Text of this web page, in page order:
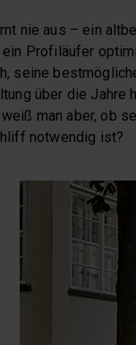
nie aus – ein
Profiläufer
seine
über die Jahre
man aber, ob
notwendig ist?